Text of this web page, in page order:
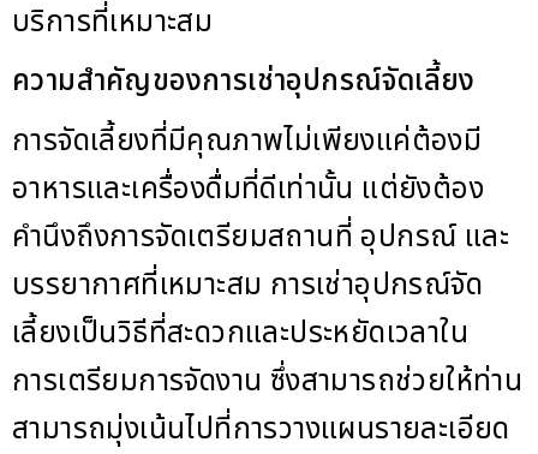
บริการที่เหมาะสม
ความสำคัญของการเช่าอุปกรณ์จัดเลี้ยง
การจัดเลี้ยงที่มีคุณภาพไม่เพียงแค่ต้องมี
อาหารและเครื่องดื่มที่ดีเท่านั้น แต่ยังต้อง
คำนึงถึงการจัดเตรียมสถานที่ อุปกรณ์ และ
บรรยากาศที่เหมาะสม การเช่าอุปกรณ์จัด
เลี้ยงเป็นวิธีที่สะดวกและประหยัดเวลาใน
การเตรียมการจัดงาน ซึ่งสามารถช่วยให้ท่าน
สามารถมุ่งเน้นไปที่การวางแผนรายละเอียด